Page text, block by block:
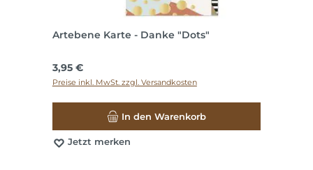
Artebene Karte - Danke "Dots"
Regulärer Preis:
3,95 €
Preise inkl. MwSt. zzgl. Versandkosten
In den Warenkorb
Jetzt merken